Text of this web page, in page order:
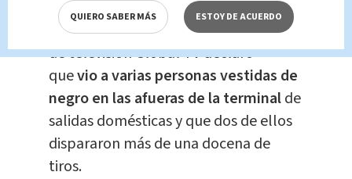
Un testigo entrevistado por la cadena
de televisión Global TV declaró
quevio a varias personas vestidas de
negro en las afueras de la terminalde
salidas domésticas y que dos de ellos
dispararon más de una docena de
tiros.
QUIERO SABER MÁS ESTOY DE ACUERDO